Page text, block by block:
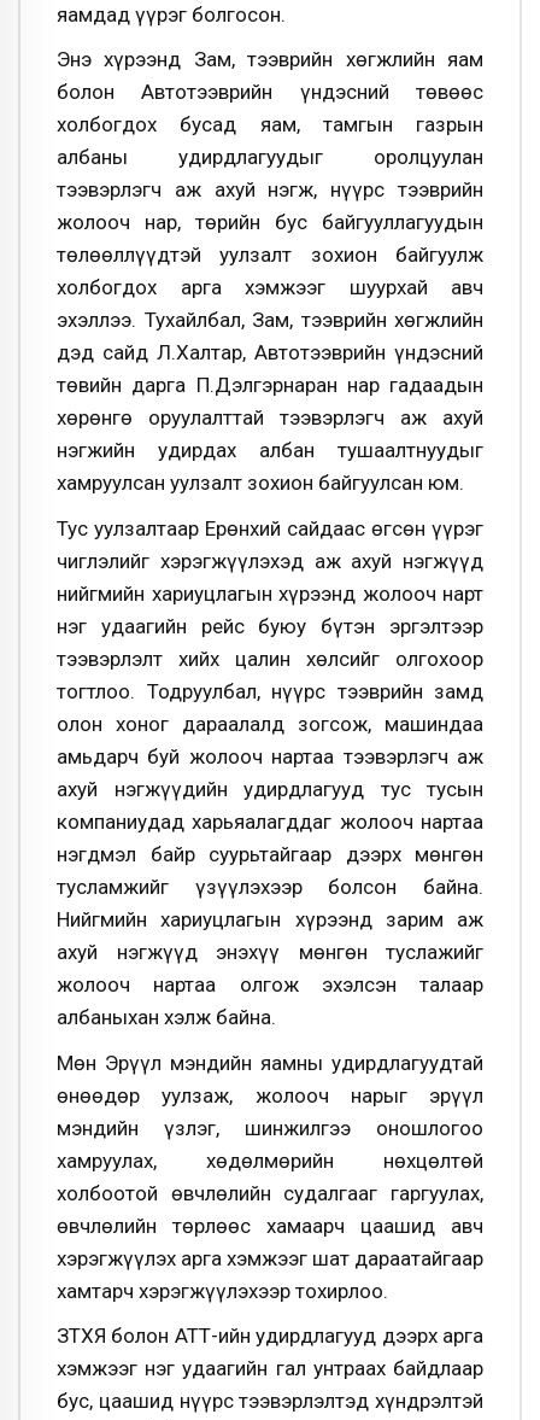
яамдад үүрэг болгосон.
Энэ хүрээнд Зам, тээврийн хөгжлийн яам
болон Автотээврийн үндэсний төвөөс
холбогдох бусад яам, тамгын газрын
албаны удирдлагуудыг оролцуулан
тээвэрлэгч аж ахуй нэгж, нүүрс тээврийн
жолооч нар, төрийн бус байгууллагуудын
төлөөллүүдтэй уулзалт зохион байгуулж
холбогдох арга хэмжээг шуурхай авч
эхэллээ. Тухайлбал, Зам, тээврийн хөгжлийн
дэд сайд Л.Халтар, Автотээврийн үндэсний
төвийн дарга П.Дэлгэрнаран нар гадаадын
хөрөнгө оруулалттай тээвэрлэгч аж ахуй
нэгжийн удирдах албан тушаалтнуудыг
хамруулсан уулзалт зохион байгуулсан юм.
Тус уулзалтаар Ерөнхий сайдаас өгсөн үүрэг
чиглэлийг хэрэгжүүлэхэд аж ахуй нэгжүүд
нийгмийн хариуцлагын хүрээнд жолооч нарт
нэг удаагийн рейс буюу бүтэн эргэлтээр
тээвэрлэлт хийх цалин хөлсийг олгохоор
тогтлоо. Тодруулбал, нүүрс тээврийн замд
олон хоног дараалалд зогсож, машиндаа
амьдарч буй жолооч нартаа тээвэрлэгч аж
ахуй нэгжүүдийн удирдлагууд тус тусын
компаниудад харьяалагддаг жолооч нартаа
нэгдмэл байр суурьтайгаар дээрх мөнгөн
тусламжийг үзүүлэхээр болсон байна.
Нийгмийн хариуцлагын хүрээнд зарим аж
ахуй нэгжүүд энэхүү мөнгөн туслажийг
жолооч нартаа олгож эхэлсэн талаар
албаныхан хэлж байна.
Мөн Эрүүл мэндийн яамны удирдлагуудтай
өнөөдөр уулзаж, жолооч нарыг эрүүл
мэндийн үзлэг, шинжилгээ оношлогоо
хамруулах, хөдөлмөрийн нөхцөлтөй
холбоотой өвчлөлийн судалгааг гаргуулах,
өвчлөлийн төрлөөс хамаарч цаашид авч
хэрэгжүүлэх арга хэмжээг шат дараатайгаар
хамтарч хэрэгжүүлэхээр тохирлоо.
ЗТХЯ болон АТҮТ-ийн удирдлагууд дээрх арга
хэмжээг нэг удаагийн гал унтраах байдлаар
бус, цаашид нүүрс тээвэрлэлтэд хүндрэлтэй